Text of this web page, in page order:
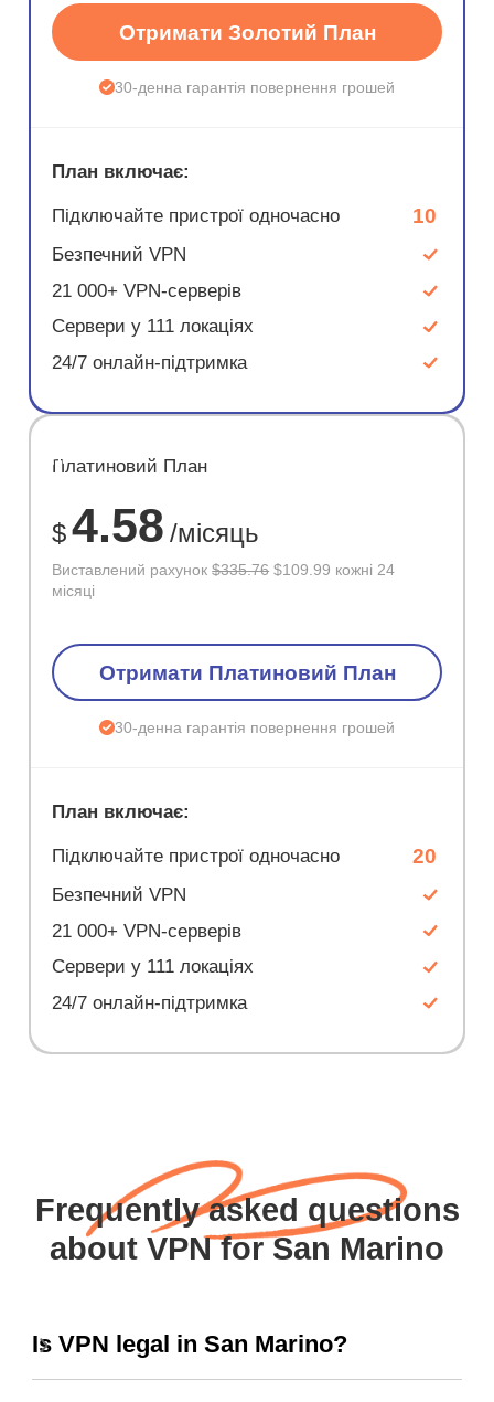
Отримати Золотий План
30-денна гарантія повернення грошей
План включає:
Підключайте пристрої одночасно 10
Безпечний VPN
21 000+ VPN-серверів
Сервери у 111 локаціях
24/7 онлайн-підтримка
ЗНИЖКА
67%
Платиновий План
$4.58 /місяць
Виставлений рахунок$335.76 $109.99 кожні 24
місяці
Отримати Платиновий План
30-денна гарантія повернення грошей
План включає:
Підключайте пристрої одночасно 20
Безпечний VPN
21 000+ VPN-серверів
Сервери у 111 локаціях
24/7 онлайн-підтримка
Frequently asked questions
about VPN for San Marino
Is VPN legal in San Marino?